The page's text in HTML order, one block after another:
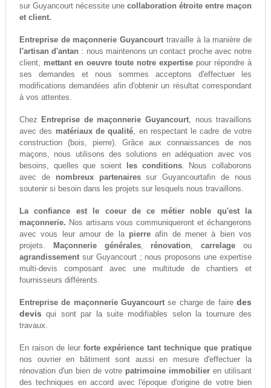
sur Guyancourt nécessite une collaboration étroite entre maçon
et client.
Entreprise de maçonnerie Guyancourt travaille à la manière de
l'artisan d'antan : nous maintenons un contact proche avec notre
client, mettant en oeuvre toute notre expertise pour répondre à
ses demandes et nous sommes acceptons d'effectuer les
modifications demandées afin d'obtenir un résultat correspondant
à vos attentes.
Chez Entreprise de maçonnerie Guyancourt, nous travaillons
avec des matériaux de qualité, en respectant le cadre de votre
construction (bois, pierre). Grâce aux connaissances de nos
maçons, nous utilisons des solutions en adéquation avec vos
besoins, quelles que soient
les conditions. Nous collaborons
avec de nombreux partenairessur Guyancourtafin de nous
soutenir si besoin dans les projets sur lesquels nous travaillons.
La confiance est le coeur de ce métier noble qu'est la
maçonnerie. Nos artisans vous communiqueront et échangerons
avec vous leur amour de la pierre afin de mener à bien vos
projets.
Maçonnerie générales, rénovation,carrelage ou
agrandissementsur Guyancourt ; nous proposons une expertise
multi-devis composant avec une multitude de chantiers et
fournisseurs différents.
Entreprise de maçonnerie Guyancourt se charge de fairedes
devis qui sont par la suite modifiables selon la tournure des
travaux.
En raison de leur forte expérience tant technique que pratique
nos ouvrier en bâtiment sont aussi en mesure d'effectuer la
rénovation d'un bien de votre patrimoine immobilier en utilisant
des techniques en accord avec l'époque d'origine de votre bien